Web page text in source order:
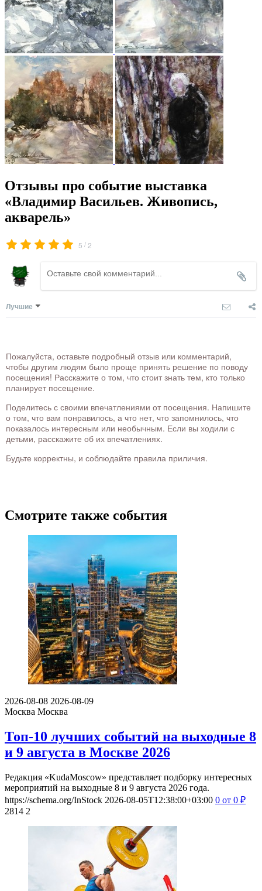
Отзывы про событие выставка
«Владимир Васильев. Живопись,
акварель»
5 /2
Лучшие
Пожалуйста, оставьте подробный отзыв или комментарий,
чтобы другим людям было проще принять решение по поводу
посещения! Расскажите о том, что стоит знать тем, кто только
планирует посещение.
Поделитесь с своими впечатлениями от посещения. Напишите
о том, что вам понравилось, а что нет, что запомнилось, что
показалось интересным или необычным. Если вы ходили с
детьми, расскажите об их впечатлениях.
Будьте корректны, и соблюдайте правила приличия.
Смотрите также события
2026-08-08 2026-08-09
Москва Москва
Топ-10 лучших событий на выходные 8
и 9 августа в Москве 2026
Редакция «KudaMoscow» представляет подборку интересных
мероприятий на выходные 8 и 9 августа 2026 года.
https://schema.org/InStock 2026-08-05T12:38:00+03:00 0 от 0 ₽
2814 2